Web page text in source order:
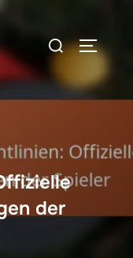
Search
der